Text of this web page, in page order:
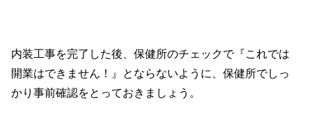
内装工事を完了した後、保健所のチェックで『これでは
開業はできません！』とならないように、保健所でしっ
かり事前確認をとっておきましょう。